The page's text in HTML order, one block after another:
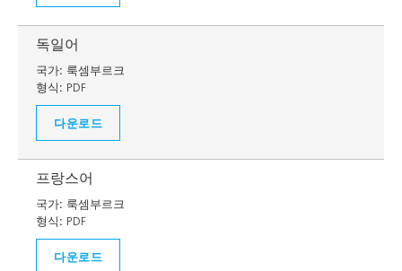
독일어
국가: 룩셈부르크
형식: PDF
다운로드
프랑스어
국가: 룩셈부르크
형식: PDF
다운로드